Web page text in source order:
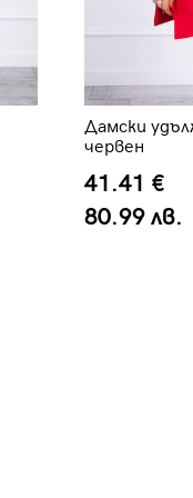
Дамски
червен
41.41 €
80.99 лв.